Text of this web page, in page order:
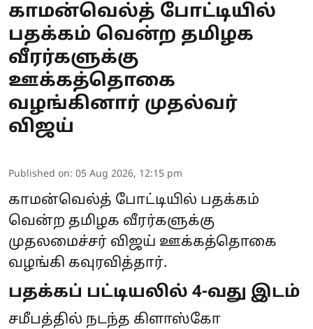
காமன்வெல்த் போட்டியில்
பதக்கம் வென்ற தமிழக
வீரர்களுக்கு
ஊக்கத்தொகை
வழங்கினார் முதல்வர்
விஜய்
Published on: 05 Aug 2026, 12:15 pm
காமன்வெல்த் போட்டியில் பதக்கம்
வென்ற தமிழக வீரர்களுக்கு
முதலமைச்சர் விஜய் ஊக்கத்தொகை
வழங்கி கவுரவித்தார்.
பதக்கப் பட்டியலில் 4-வது இடம்
சமீபத்தில் நடந்த கிளாஸ்கோ